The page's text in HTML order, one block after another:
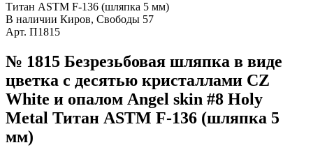
В наличии Киров, Свободы 57
Арт. П1815
№ 1815 Безрезьбовая шляпка в виде
цветка с десятью кристаллами CZ
White и опалом Angel skin #8 Holy
Metal Титан ASTM F-136 (шляпка 5
мм)